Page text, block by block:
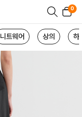
0
니트웨어 상의 하